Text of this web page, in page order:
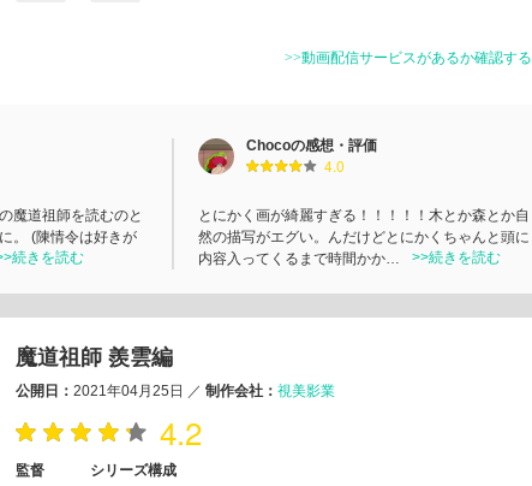
>>動画配信サービスがあるか確認する
魔道祖師を読むのと
。 (陳情令は好きが
続きを読む
Chocoの感想・評価
4.0
とにかく画が綺麗すぎる！！！！！木とか森とか自
然の描写がエグい。んだけどとにかくちゃんと頭に
内容入ってくるまで時間かか…
>>続きを読む
魔道祖師 羨雲編
公開日： 2021年04月25日 ／ 制作会社： 視美影業
4.2
監督 シリーズ構成